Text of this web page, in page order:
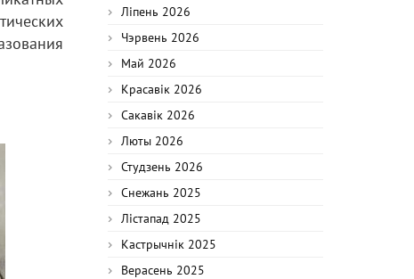
Ліпень 2026
Чэрвень 2026
Май 2026
Красавік 2026
Сакавік 2026
Люты 2026
Студзень 2026
Снежань 2025
Лістапад 2025
Кастрычнік 2025
Верасень 2025